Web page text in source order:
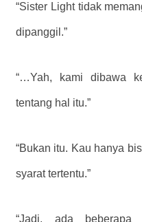
“Sister Light tidak
dipanggil.”
“…Yah, kami dibawa
tentang hal itu.”
“Bukan itu. Kau hanya
syarat tertentu.”
“Jadi, ada beberapa